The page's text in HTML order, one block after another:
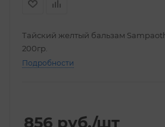
Тайский желтый бальзам
200гр.
Подробности
856 руб./шт